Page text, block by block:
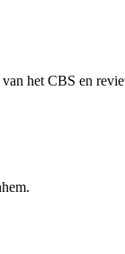
het CBS en